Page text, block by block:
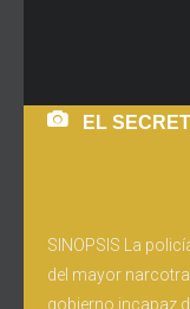
EL
SINOPSIS La
del mayor
gobierno incapaz